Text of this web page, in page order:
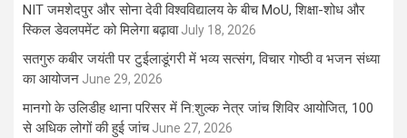
NIT जमशेदपुर और सोना देवी विश्वविद्यालय के बीच MoU, शिक्षा-शोध और
स्किल डेवलपमेंट को मिलेगा बढ़ावा July 18, 2026
सतगुरु कबीर जयंती पर टुईलाडूंगरी में भव्य सत्संग, विचार गोष्ठी व भजन संध्या
का आयोजन June 29, 2026
मानगो के उलिडीह थाना परिसर में नि:शुल्क नेत्र जांच शिविर आयोजित, 100
से अधिक लोगों की हुई जांच June 27, 2026